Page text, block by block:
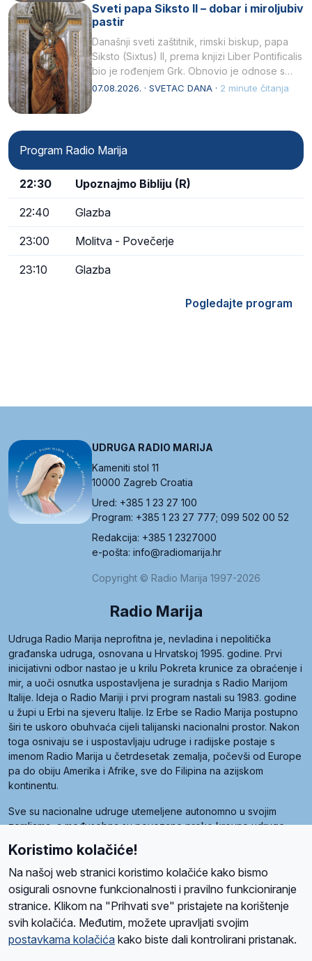
Sveti papa Siksto II – dobar i miroljubiv
pastir
Današnji sveti zaštitnik, rimski biskup, papa
Siksto (Sixtus) II, prema knjizi Liber Pontificalis
bio je rođenjem Grk. Obnovio je odnose s
afričkim…
07.08.2026. · SVETAC DANA · 2 minute čitanja
Program Radio Marija
22:30 Upoznajmo Bibliju (R)
22:40 Glazba
23:00 Molitva - Povečerje
23:10 Glazba
Pogledajte program
UDRUGA RADIO MARIJA
Kameniti stol 11
10000 Zagreb Croatia
Ured: +385 1 23 27 100
Program: +385 1 23 27 777; 099 502 00 52
Redakcija: +385 1 2327000
e-pošta: info@radiomarija.hr
Copyright © Radio Marija 1997-2026
Radio Marija
Udruga Radio Marija neprofitna je, nevladina i nepolitička
građanska udruga, osnovana u Hrvatskoj 1995. godine. Prvi
inicijativni odbor nastao je u krilu Pokreta krunice za obraćenje i
mir, a uoči osnutka uspostavljena je suradnja s Radio Marijom
Italije. Ideja o Radio Mariji i prvi program nastali su 1983. godine
u župi u Erbi na sjeveru Italije. Iz Erbe se Radio Marija postupno
širi te uskoro obuhvaća cijeli talijanski nacionalni prostor. Nakon
toga osnivaju se i uspostavljaju udruge i radijske postaje s
imenom Radio Marija u četrdesetak zemalja, počevši od Europe
pa do obiju Amerika i Afrike, sve do Filipina na azijskom
kontinentu.
Sve su nacionalne udruge utemeljene autonomno u svojim
zemljama, a međusobna su povezane preko krovne udruge
Radio Maria). Svjetsku obitelj utemeljilo je sedam članica, među
kojima je i hrvatska Udruga Radio Marija.
O namaRadio ProgramVolonteriPrijateljiKontaktPravila privatnosti
Koristimo kolačiće!
Na našoj web stranici koristimo kolačiće kako bismo
osigurali osnovne funkcionalnosti i pravilno funkcioniranje
stranice. Klikom na "Prihvati sve" pristajete na korištenje
svih kolačića. Međutim, možete upravljati svojim
postavkama kolačića kako biste dali kontrolirani pristanak.